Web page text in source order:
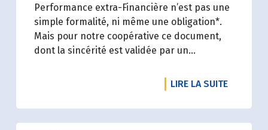
Performance extra-Financière n’est pas une
simple formalité, ni même une obligation*.
Mais pour notre coopérative ce document,
dont la sincérité est validée par un
transparence vis-à-vis de l'ensemble de nos
parties prenantes (Paysan.ne.s Associé.e.s,
magasins...) et de nos clients. Il contient un
condensé des avancées réalisées par
LIRE LA SUITEDE